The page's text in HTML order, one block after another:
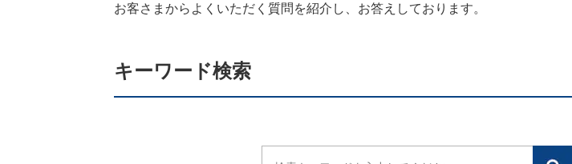
お客さまからよくいただく質問を紹介し、お答えしております。
キーワード検索